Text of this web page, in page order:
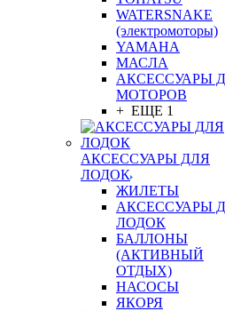
WATERSNAKE
(электромоторы)
YAMAHA
МАСЛА
АКСЕССУАРЫ
МОТОРОВ
+ ЕЩЕ 1
АКСЕССУАРЫ ДЛЯ
ЛОДОК
ЖИЛЕТЫ
АКСЕССУАРЫ
ЛОДОК
БАЛЛОНЫ
(АКТИВНЫЙ
ОТДЫХ)
НАСОСЫ
ЯКОРЯ